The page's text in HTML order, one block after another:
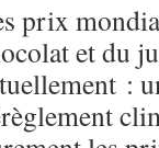
prix
et du
: